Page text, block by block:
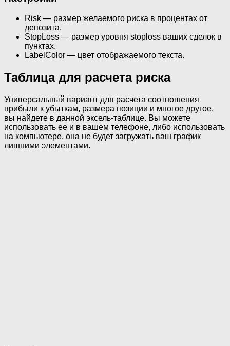
Risk — размер желаемого риска в процентах от
депозита.
StopLoss — размер уровня stoploss ваших сделок в
пунктах.
LabelColor — цвет отображаемого текста.
Таблица для расчета риска
Универсальный вариант для расчета соотношения
прибыли к убыткам, размера позиции и многое другое,
вы найдете в данной эксель-таблице. Вы можете
использовать ее и в вашем телефоне, либо использовать
на компьютере, она не будет загружать ваш график
лишними элементами.